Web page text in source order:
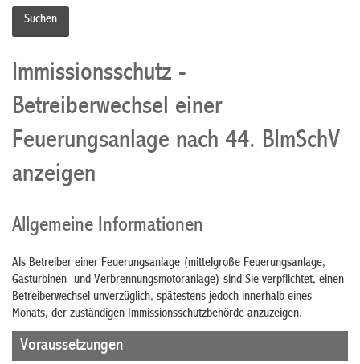
Immissionsschutz -
Betreiberwechsel einer
Feuerungsanlage nach 44. BImSchV
anzeigen
Allgemeine Informationen
Als Betreiber einer Feuerungsanlage (mittelgroße Feuerungsanlage,
Gasturbinen- und Verbrennungsmotoranlage) sind Sie verpflichtet, einen
Betreiberwechsel unverzüglich, spätestens jedoch innerhalb eines
Monats, der zuständigen Immissionsschutzbehörde anzuzeigen.
Voraussetzungen